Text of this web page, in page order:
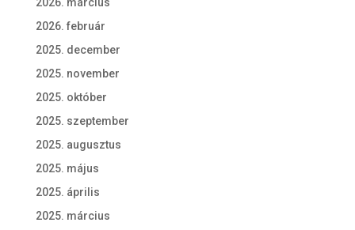
2026. március
2026. február
2025. december
2025. november
2025. október
2025. szeptember
2025. augusztus
2025. május
2025. április
2025. március